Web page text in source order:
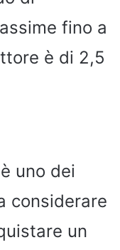
fino a
è di 2,5
uno dei
considerare
un